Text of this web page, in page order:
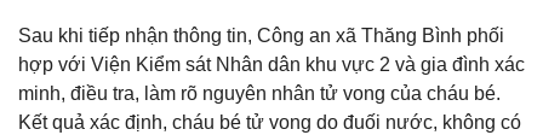
Sau khi tiếp nhận thông tin, Công an xã Thăng Bình phối
hợp với Viện Kiểm sát Nhân dân khu vực 2 và gia đình xác
minh, điều tra, làm rõ nguyên nhân tử vong của cháu bé.
Kết quả xác định, cháu bé tử vong do đuối nước, không có